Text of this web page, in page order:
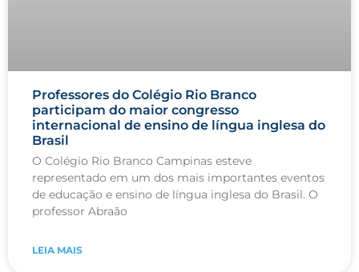
Professores do Colégio Rio Branco
participam do maior congresso
internacional de ensino de língua inglesa do
Brasil
O Colégio Rio Branco Campinas esteve
representado em um dos mais importantes eventos
de educação e ensino de língua inglesa do Brasil. O
professor Abraão
LEIA MAIS